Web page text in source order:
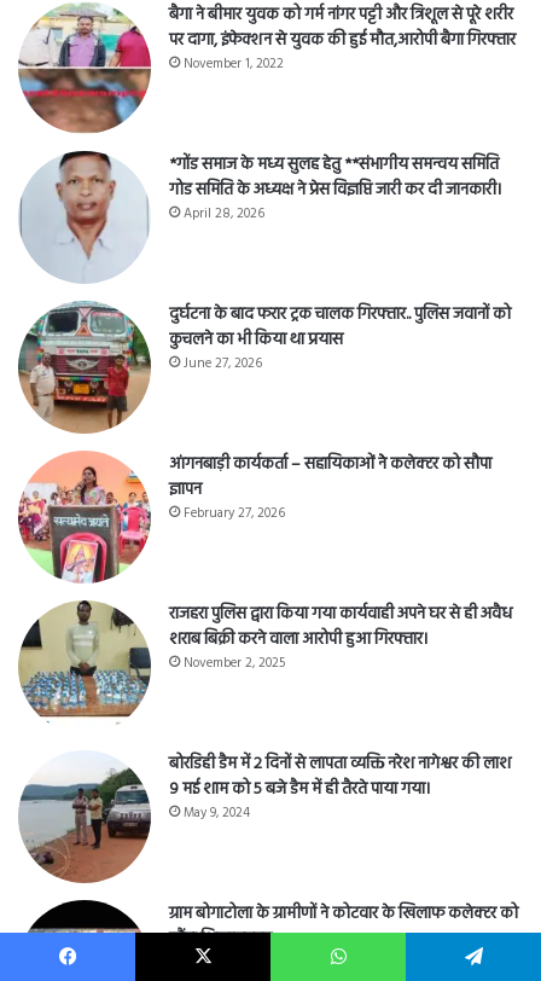
बैगा ने बीमार युवक को गर्म नांगर पट्टी और त्रिशूल से पूरे शरीर
पर दागा, इंफेक्शन से युवक की हुई मौत,आरोपी बैगा गिरफ्तार
November 1, 2022
*गोंड समाज के मध्य सुलह हेतु **संभागीय समन्वय समिति
गोड समिति के अध्यक्ष ने प्रेस विज्ञप्ति जारी कर दी जानकारी।
April 28, 2026
दुर्घटना के बाद फरार ट्रक चालक गिरफ्तार.. पुलिस जवानों को
कुचलने का भी किया था प्रयास
June 27, 2026
आंगनबाड़ी कार्यकर्ता – सहायिकाओं नेे कलेक्टर को सौपा
ज्ञापन
February 27, 2026
राजहरा पुलिस द्वारा किया गया कार्यवाही अपने घर से ही अवैध
शराब बिक्री करने वाला आरोपी हुआ गिरफ्तार।
November 2, 2025
बोरडिही डैम में 2 दिनों से लापता व्यक्ति नरेश नागेश्वर की लाश
9 मई शाम को 5 बजे डैम में ही तैरते पाया गया।
May 9, 2024
ग्राम बोगाटोला के ग्रामीणों ने कोटवार के खिलाफ कलेक्टर को
सौंपा शिकायतपत्र
November 14, 2025